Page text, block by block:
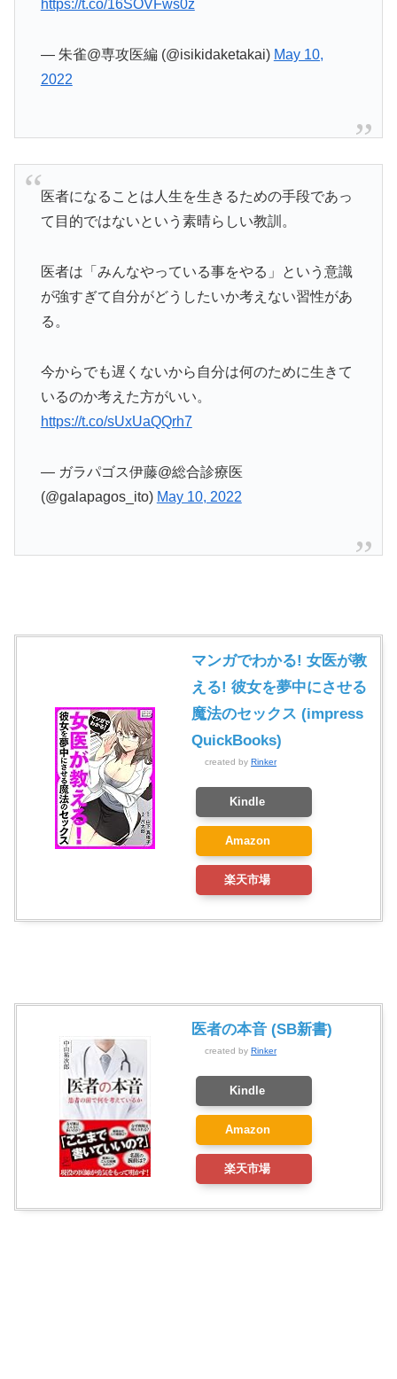
https://t.co/16SOVFws0z
— 朱雀@専攻医編 (@isikidaketakai) May 10,
2022
医者になることは人生を生きるための手段であっ
て目的ではないという素晴らしい教訓。
医者は「みんなやっている事をやる」という意識
が強すぎて自分がどうしたいか考えない習性があ
る。
今からでも遅くないから自分は何のために生きて
いるのか考えた方がいい。
https://t.co/sUxUaQQrh7
— ガラパゴス伊藤@総合診療医
(@galapagos_ito) May 10, 2022
マンガでわかる! 女医が教
える! 彼女を夢中にさせる
魔法のセックス (impress
QuickBooks)
created by Rinker
Kindle
Amazon
楽天市場
医者の本音 (SB新書)
created by Rinker
Kindle
Amazon
楽天市場